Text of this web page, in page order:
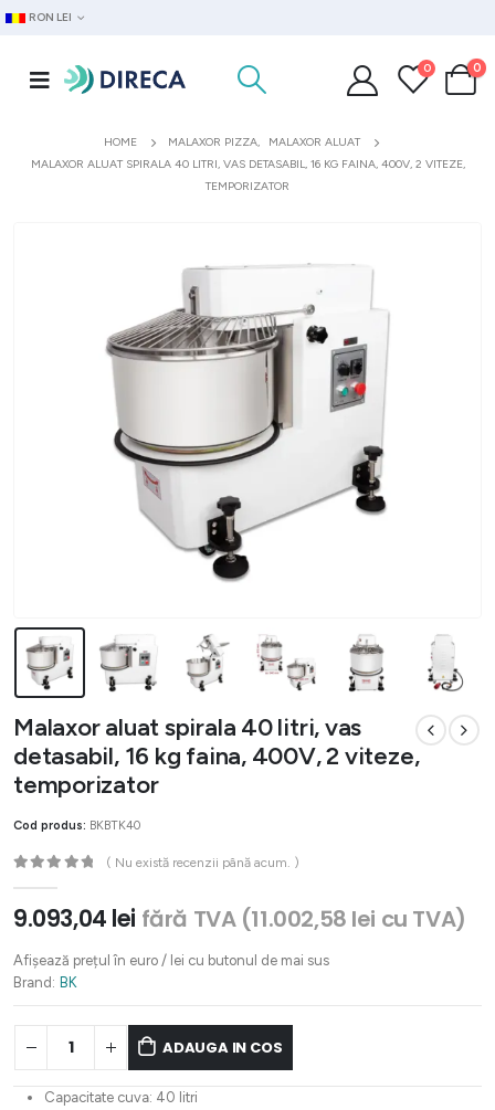
RON LEI
0 0
HOME MALAXOR PIZZA,
MALAXOR ALUAT
MALAXOR ALUAT SPIRALA 40 LITRI, VAS DETASABIL, 16 KG FAINA, 400V, 2 VITEZE,
TEMPORIZATOR
Malaxor aluat spirala 40 litri, vas
detasabil, 16 kg faina, 400V, 2 viteze,
temporizator
Cod produs: BKBTK40
( Nu există recenzii până acum. )
9.093,04 lei fără TVA (11.002,58 lei cu TVA)
Afișează prețul în euro / lei cu butonul de mai sus
Brand: BK
ADAUGA IN COS
Capacitate cuva: 40 litri